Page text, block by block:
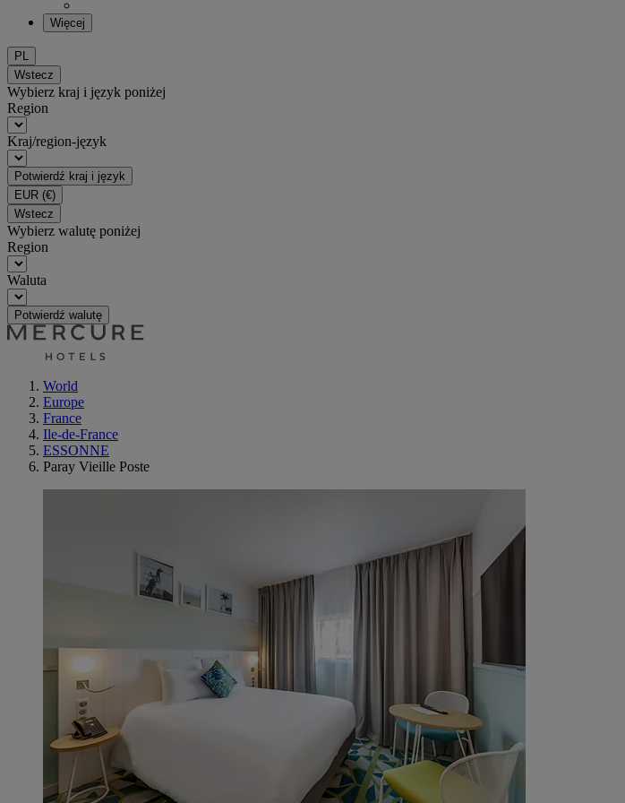
Więcej
PL
Wstecz
Wybierz kraj i język poniżej
Region
Kraj/region-język
Potwierdź kraj i język
EUR (€)
Wstecz
Wybierz walutę poniżej
Region
Waluta
Potwierdź walutę
World
Europe
France
Ile-de-France
ESSONNE
Paray Vieille Poste